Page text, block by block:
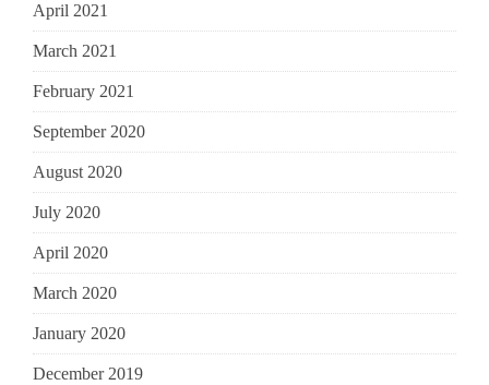
April 2021
March 2021
February 2021
September 2020
August 2020
July 2020
April 2020
March 2020
January 2020
December 2019